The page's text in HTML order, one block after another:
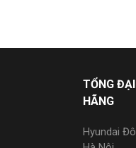
TỔNG
HÃNG
Hyundai